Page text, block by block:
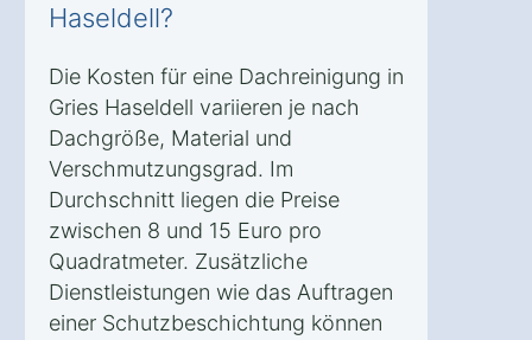
Haseldell?
Die Kosten für eine Dachreinigung in
Gries Haseldell variieren je nach
Dachgröße, Material und
Verschmutzungsgrad. Im
Durchschnitt liegen die Preise
zwischen 8 und 15 Euro pro
Quadratmeter. Zusätzliche
Dienstleistungen wie das Auftragen
einer Schutzbeschichtung können